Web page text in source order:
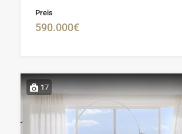
Preis
590.000€
17